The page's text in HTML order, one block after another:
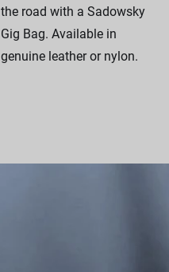
the road with a Sadowsky
Gig Bag. Available in
genuine leather or nylon.